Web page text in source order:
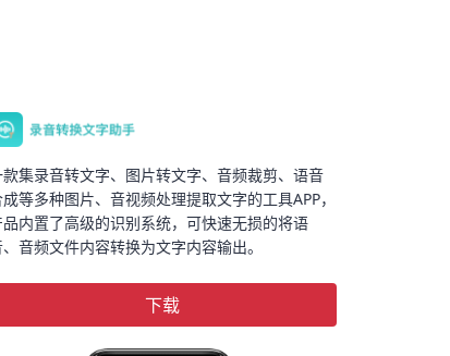
集录音转文字、图片转文字、音频裁剪、语音
等多种图片、音视频处理提取文字的工具APP，
品内置了高级的识别系统，可快速无损的将语
音频文件内容转换为文字内容输出。
下载